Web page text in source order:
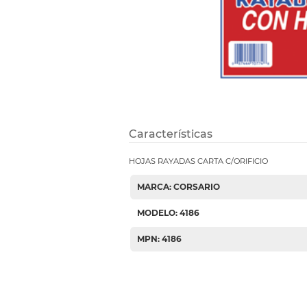
Etiquetas
Refuerzos
Características
HOJAS RAYADAS CARTA C/ORIFICIO
MARCA: CORSARIO
MODELO: 4186
MPN: 4186